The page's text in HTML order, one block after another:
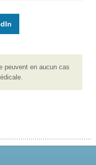
peuvent en aucun cas